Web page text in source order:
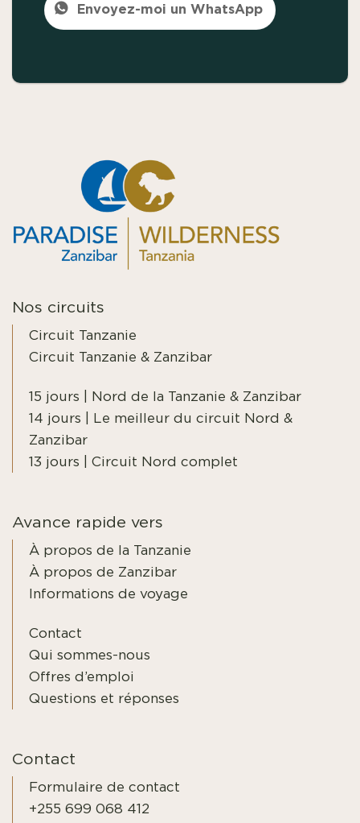
Envoyez-moi un WhatsApp
Nos circuits
Circuit Tanzanie
Circuit Tanzanie & Zanzibar
15 jours | Nord de la Tanzanie & Zanzibar
14 jours | Le meilleur du circuit Nord &
Zanzibar
13 jours | Circuit Nord complet
Avance rapide vers
À propos de la Tanzanie
À propos de Zanzibar
Informations de voyage
Contact
Qui sommes-nous
Offres d’emploi
Questions et réponses
Contact
Formulaire de contact
+255 699 068 412